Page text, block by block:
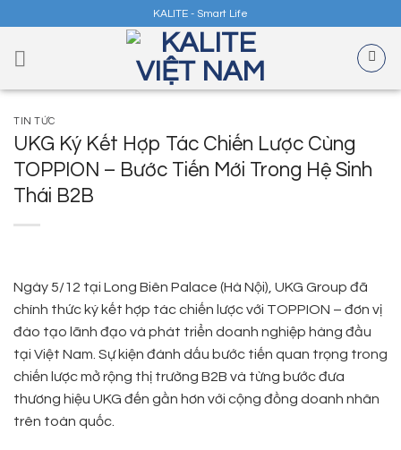
content
KALITE - Smart Life
TIN TỨC
UKG Ký Kết Hợp Tác Chiến Lược Cùng
TOPPION – Bước Tiến Mới Trong Hệ Sinh
Thái B2B
Ngày 5/12 tại Long Biên Palace (Hà Nội), UKG Group đã
chính thức ký kết hợp tác chiến lược với TOPPION – đơn vị
đào tạo lãnh đạo và phát triển doanh nghiệp hàng đầu
tại Việt Nam. Sự kiện đánh dấu bước tiến quan trọng trong
chiến lược mở rộng thị trường B2B và từng bước đưa
thương hiệu UKG đến gần hơn với cộng đồng doanh nhân
trên toàn quốc.